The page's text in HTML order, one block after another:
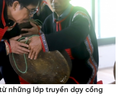
những lớp truyền dạy cồng